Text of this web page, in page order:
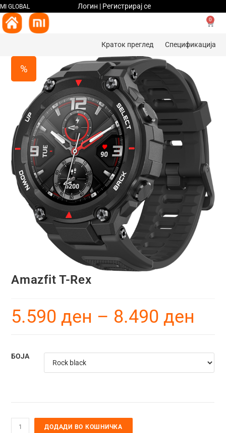
MI GLOBAL Логин | Регистрирај се
0
Краток преглед Спецификација
%
Amazfit T-Rex
5.590ден – 8.490ден
БОЈА
ДОДАДИ ВО КОШНИЧКА